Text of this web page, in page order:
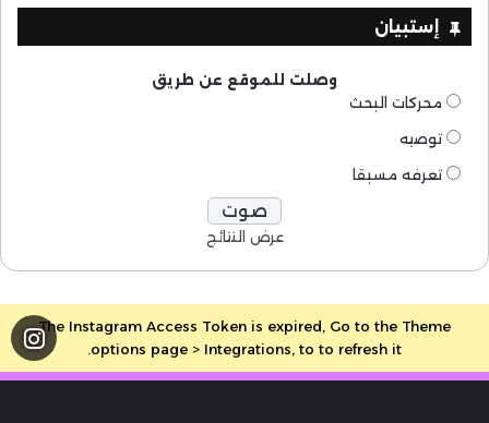
إستبيان
وصلت للموقع عن طريق
محركات البحث
توصيه
تعرفه مسبقا
عرض النتائج
The Instagram Access Token is expired, Go to the Theme
options page > Integrations, to to refresh it.